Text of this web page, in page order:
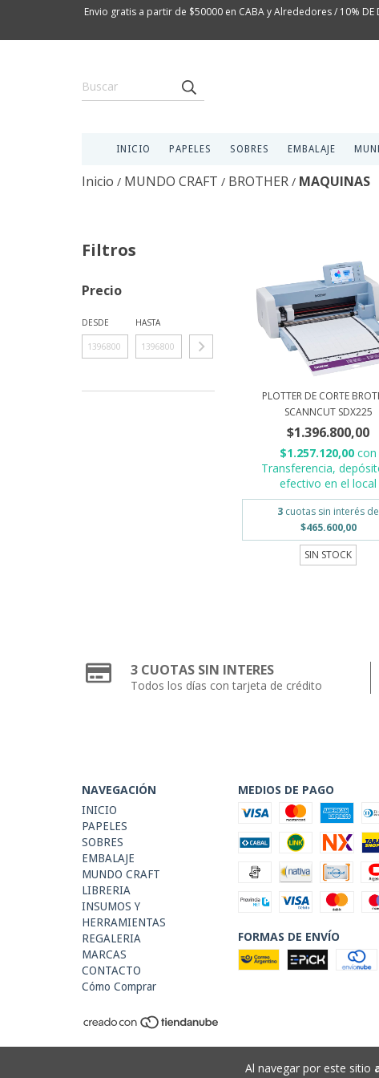
Al navegar por este sitio
Envio gratis a partir de $50000 en CABA y Alrededores / 10%
INICIO PAPELES SOBRES EMBALAJE
Inicio / MUNDO CRAFT / BROTHER / MAQUINAS
Filtros
Precio
DESDE HASTA
PLOTTER DE CORTE
SCANNCUT SDX225
$1.396.800,00
$1.257.120,00con
Transferencia,
efectivo en el local
3 cuotas sin interés de
$465.600,00
SIN STOCK
3 CUOTAS SIN INTERES
Todos los días con tarjeta de crédito
NAVEGACIÓN
INICIO
PAPELES
SOBRES
EMBALAJE
MUNDO CRAFT
LIBRERIA
INSUMOS Y
HERRAMIENTAS
REGALERIA
MARCAS
CONTACTO
Cómo Comprar
MEDIOS DE PAGO
FORMAS DE ENVÍO